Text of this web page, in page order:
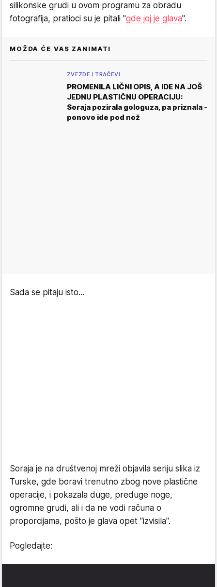
silikonske grudi u ovom programu za obradu
fotografija, pratioci su je pitali "gde joj je glava".
MOŽDA ĆE VAS ZANIMATI
ZVEZDE I TRAČEVI
PROMENILA LIČNI OPIS, A IDE NA JOŠ
JEDNU PLASTIČNU OPERACIJU:
Soraja pozirala gologuza, pa priznala -
ponovo ide pod nož
Sada se pitaju isto...
Soraja je na društvenoj mreži objavila seriju slika iz
Turske, gde boravi trenutno zbog nove plastične
operacije, i pokazala duge, preduge noge,
ogromne grudi, ali i da ne vodi računa o
proporcijama, pošto je glava opet "izvisila".
Pogledajte: